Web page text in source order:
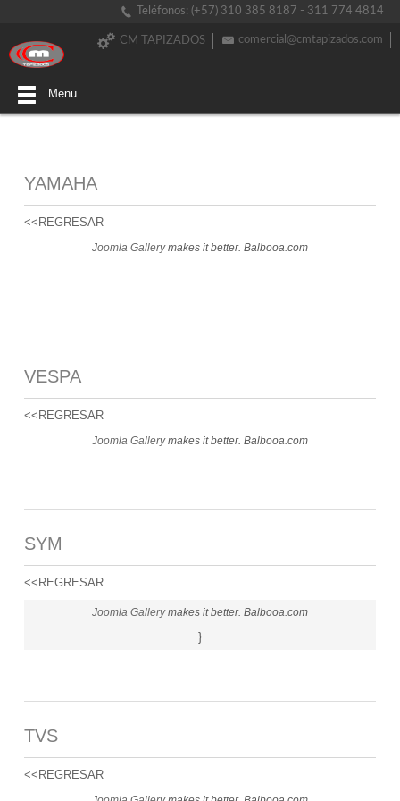
Teléfonos: (+57) 310 385 8187 - 311 774 4814
comercial@cmtapizados.com
CM TAPIZADOS
Menu
YAMAHA
<<REGRESAR
Joomla Gallerymakes it better. Balbooa.com
VESPA
<<REGRESAR
Joomla Gallerymakes it better. Balbooa.com
SYM
<<REGRESAR
Joomla Gallerymakes it better. Balbooa.com
}
TVS
<<REGRESAR